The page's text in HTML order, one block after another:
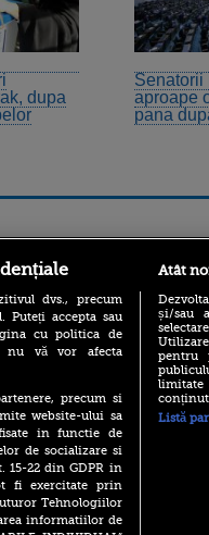
dupa
Senatorii
aproape
pana
(P)
dvs., precum
accepta sau
cu politica de
nu vă vor afecta
precum si
website-ului sa
in functie de
de socializare si
15-22 din GDPR in
fi exercitate prin
Tehnologiilor
informatiilor de
Atât
și/sau
pentru
limitate
Listă